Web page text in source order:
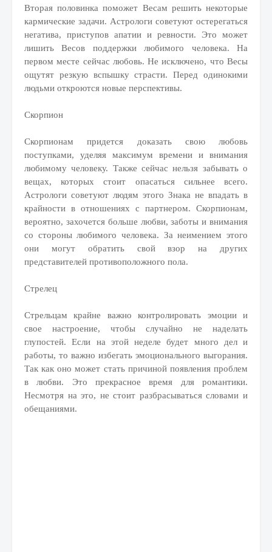
Вторая половинка поможет Весам решить некоторые
кармические задачи. Астрологи советуют остерегаться
негатива, приступов апатии и ревности. Это может
лишить Весов поддержки любимого человека. На
первом месте сейчас любовь. Не исключено, что Весы
ощутят резкую вспышку страсти. Перед одинокими
людьми откроются новые перспективы.
Скорпион
Скорпионам придется доказать свою любовь
поступками, уделяя максимум времени и внимания
любимому человеку. Также сейчас нельзя забывать о
вещах, которых стоит опасаться сильнее всего.
Астрологи советуют людям этого Знака не впадать в
крайности в отношениях с партнером. Скорпионам,
вероятно, захочется больше любви, заботы и внимания
со стороны любимого человека. За неимением этого
они могут обратить свой взор на других
представителей противоположного пола.
Стрелец
Стрельцам крайне важно контролировать эмоции и
свое настроение, чтобы случайно не наделать
глупостей. Если на этой неделе будет много дел и
работы, то важно избегать эмоционального выгорания.
Так как оно может стать причиной появления проблем
в любви. Это прекрасное время для романтики.
Несмотря на это, не стоит разбрасываться словами и
обещаниями.